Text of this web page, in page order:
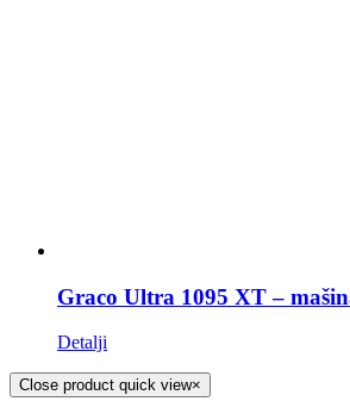
Graco Ultra 1095 XT –
Detalji
Close product quick view×